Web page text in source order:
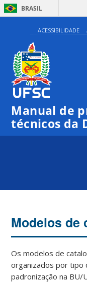
BRASIL
ACESSIBILIDADE
Manual de
técnicos da
Modelos de
Os modelos de
organizados por tipo
padronização na BU/